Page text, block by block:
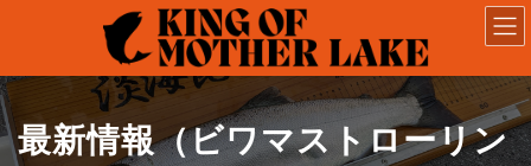
ン
ツ
へ
ス
ー
シ
ョ
ン最新情報（ビワマストローリン